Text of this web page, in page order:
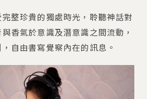
整珍貴的獨處時光，聆聽神話對
香氣於意識及潛意識之間流動，
自由書寫覺察內在的訊息。